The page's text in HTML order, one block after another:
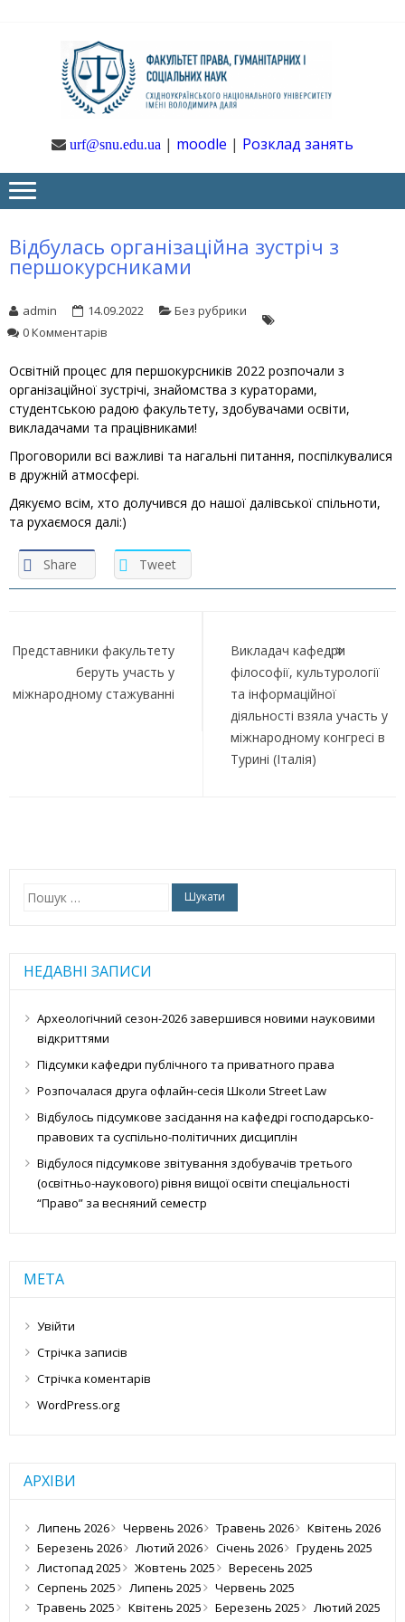
navigation
І
urf@snu.edu.ua | moodle | Розклад занять
Відбулась організаційна зустріч з
першокурсниками
admin 14.09.2022
Без рубрики
0 Комментарів
Освітній процес для першокурсників 2022 розпочали з
організаційної зустрічі, знайомства з кураторами,
студентською радою факультету, здобувачами освіти,
викладачами та працівниками!
Проговорили всі важливі та нагальні питання, поспілкувалися
в дружній атмосфері.
Дякуємо всім, хто долучився до нашої далівської спільноти,
та рухаємося далі:)
Share Tweet
записів
Представники факультету
беруть участь у
міжнародному стажуванні
Викладач кафедри
філософії, культурології
та інформаційної
діяльності взяла участь у
міжнародному конгресі в
Турині (Італія)
Пошук:
НЕДАВНІ ЗАПИСИ
Археологічний сезон-2026 завершився новими науковими
відкриттями
Підсумки кафедри публічного та приватного права
Розпочалася друга офлайн-сесія Школи Street Law
Відбулось підсумкове засідання на кафедрі господарсько-
правових та суспільно-політичних дисциплін
Відбулося підсумкове звітування здобувачів третього
(освітньо-наукового) рівня вищої освіти спеціальності
“Право” за весняний семестр
МЕТА
Увійти
Стрічка записів
Стрічка коментарів
WordPress.org
АРХІВИ
Липень 2026 Червень 2026 Травень 2026
Квітень 2026
Березень 2026
Лютий 2026 Січень 2026
Грудень 2025
Листопад 2025
Жовтень 2025
Вересень 2025
Серпень 2025
Липень 2025
Червень 2025
Травень 2025
Квітень 2025 Березень 2025
Лютий 2025